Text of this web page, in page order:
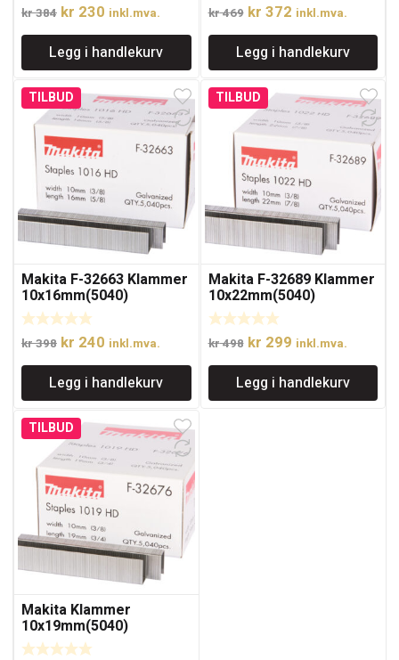
kr384 Opprinnelig
pris
var:
kr 384.
kr 230 Nåværende
pris
er:
kr 230.
inkl.mva.
Legg i handlekurv
kr469 Opprinnelig
pris
var:
kr 469.
kr 372Nåværende
pris
er:
kr 372.
inkl.mva.
Legg i handlekurv
TILBUD
Makita F-32663 Klammer
10x16mm(5040)
kr398 Opprinnelig
pris
var:
kr 398.
kr 240 Nåværende
pris
er:
kr 240.
inkl.mva.
Legg i handlekurv
TILBUD
Makita F-32689 Klammer
10x22mm(5040)
kr498 Opprinnelig
pris
var:
kr 498.
kr 299Nåværende
pris
er:
kr 299.
inkl.mva.
Legg i handlekurv
TILBUD
Makita Klammer
10x19mm(5040)